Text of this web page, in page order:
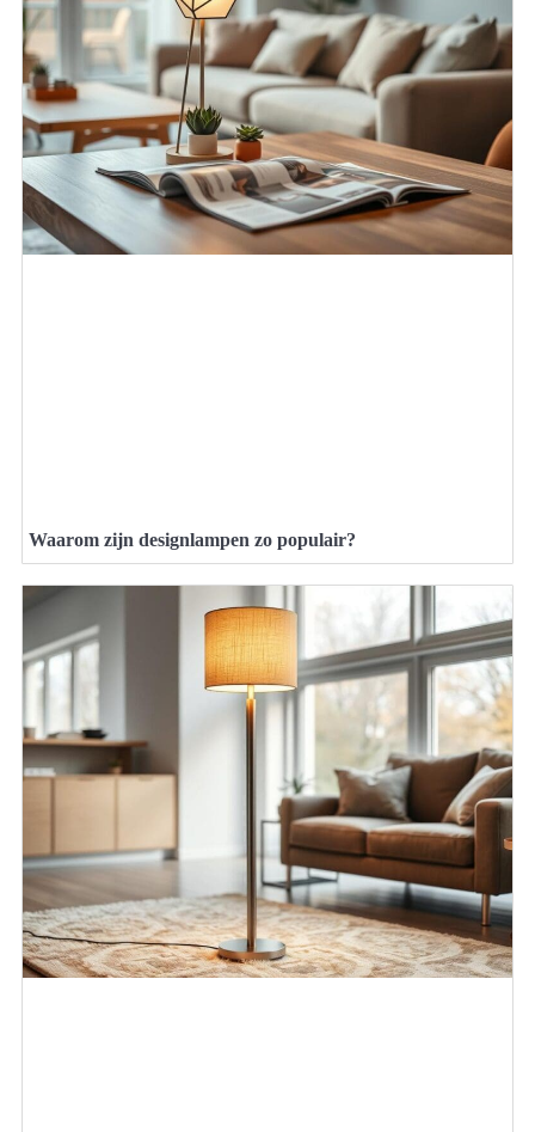
Waarom zijn designlampen zo populair?